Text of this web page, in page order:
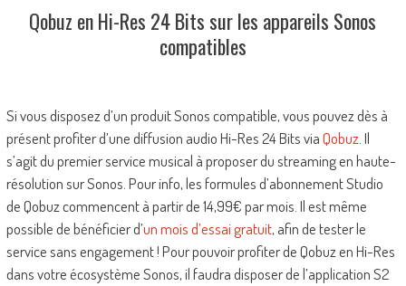
Qobuz en Hi-Res 24 Bits sur les appareils Sonos
compatibles
Si vous disposez d’un produit Sonos compatible, vous pouvez dès à
présent profiter d’une diffusion audio Hi-Res 24 Bits viaQobuz. Il
s’agit du premier service musical à proposer du streaming en haute-
résolution sur Sonos. Pour info, les formules d’abonnement Studio
de Qobuz commencent à partir de 14,99€ par mois. Il est même
possible de bénéficier d’un mois d’essai gratuit, afin de tester le
service sans engagement ! Pour pouvoir profiter de Qobuz en Hi-Res
dans votre écosystème Sonos, il faudra disposer de l’application S2